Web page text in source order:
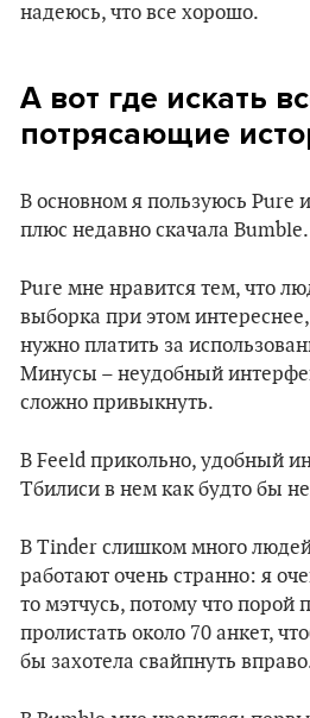
надеюсь, что все хорошо.
А вот где искать
потрясающие
В основном я пользуюсь Pure
плюс недавно скачала Bumble.
Pure мне нравится тем, что
выборка при этом
нужно платить за
Минусы – неудобный
сложно привыкнуть.
В Feeld прикольно, удобный
Тбилиси в нем как будто бы
В Tinder слишком много
работают очень странно: я
то мэтчусь, потому что порой
пролистать около 70 анкет,
бы захотела свайпнуть